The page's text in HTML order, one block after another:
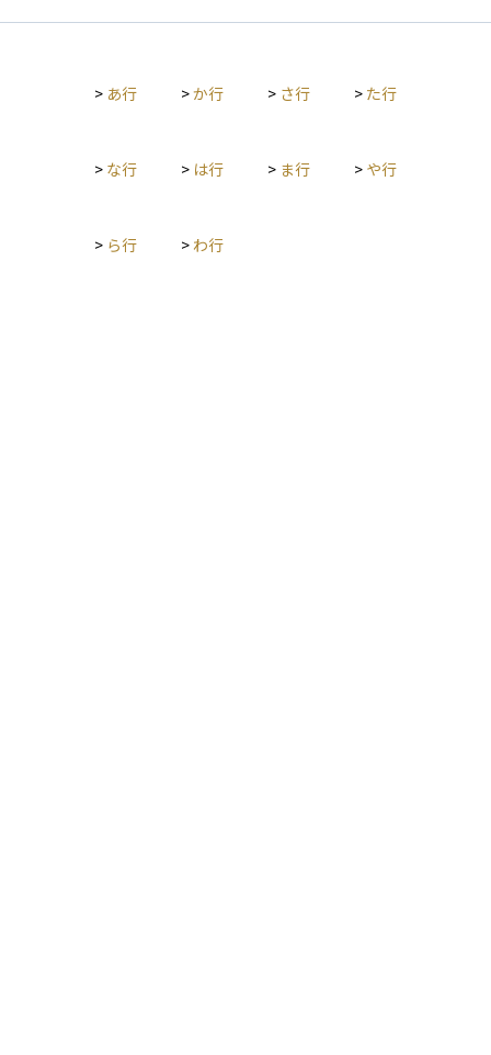
がりやすい資産、たとえば不動産や金（ゴールド）、インフレ
方です。> あ行 >か行 > さ行 > た行
> な行 > は行 > ま行 > や行
> ら行 > わ行